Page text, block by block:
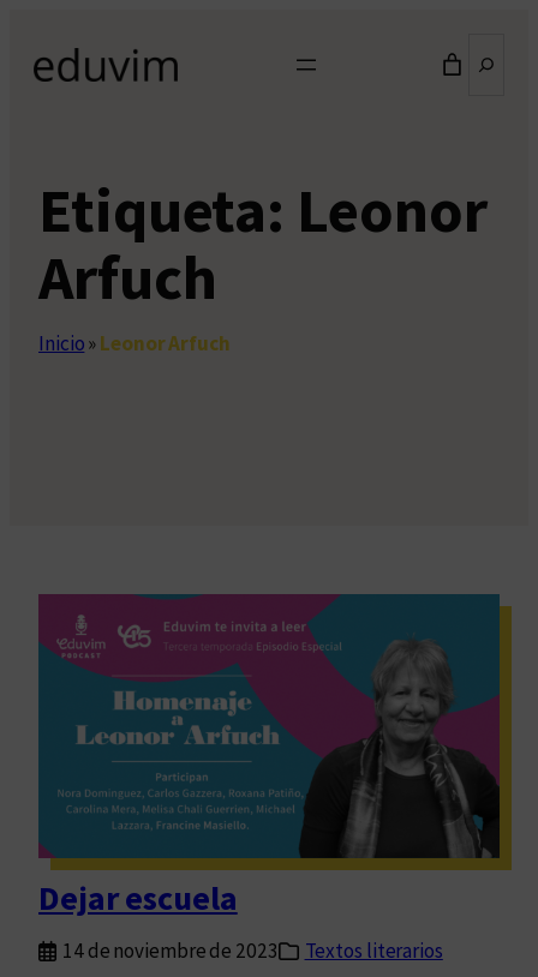
contenido
Etiqueta: Leonor
Arfuch
Inicio»Leonor Arfuch
Dejar escuela
14 de noviembre de 2023
Textos literarios